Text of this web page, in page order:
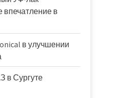
впечатление в
в улучшении
в Сургуте